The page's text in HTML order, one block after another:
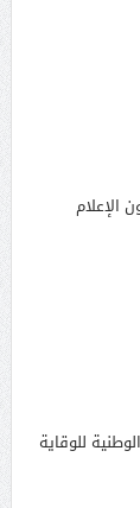
الإعلام
للوقاية